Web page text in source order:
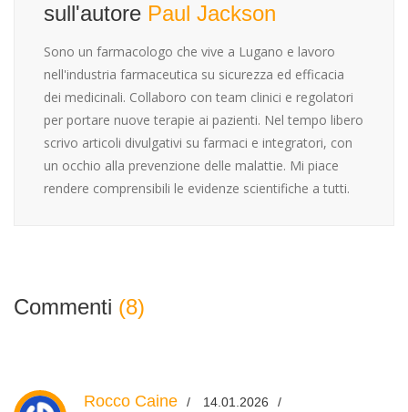
sull'autore Paul Jackson
Sono un farmacologo che vive a Lugano e lavoro
nell'industria farmaceutica su sicurezza ed efficacia
dei medicinali. Collaboro con team clinici e regolatori
per portare nuove terapie ai pazienti. Nel tempo libero
scrivo articoli divulgativi su farmaci e integratori, con
un occhio alla prevenzione delle malattie. Mi piace
rendere comprensibili le evidenze scientifiche a tutti.
Commenti (8)
Rocco Caine 14.01.2026